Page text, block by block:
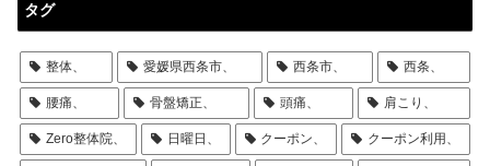
タグ
整体、 愛媛県西条市、 西条市、 西条、
腰痛、 骨盤矯正、 頭痛、 肩こり、
Zero整体院、 日曜日、 クーポン、 クーポン利用、